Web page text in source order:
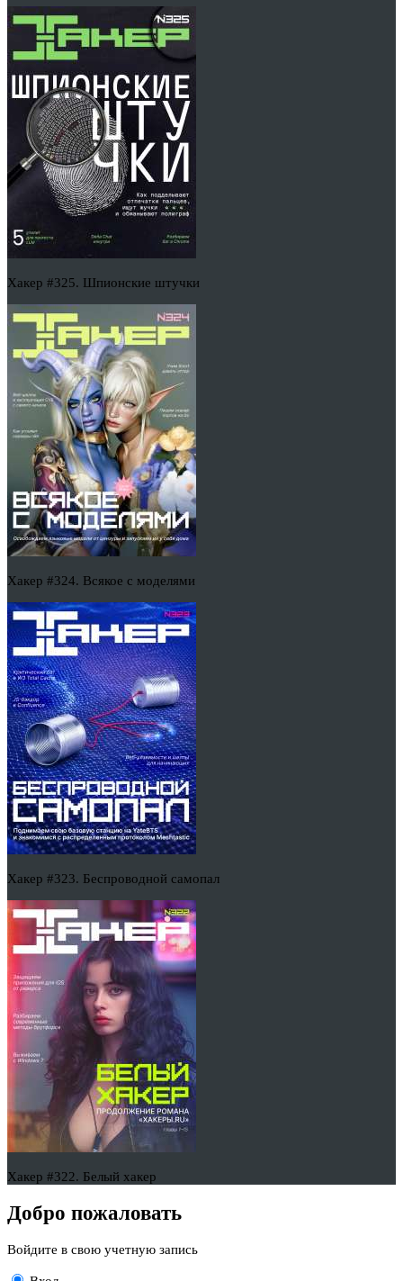
Хакер #325. Шпионские штучки
Хакер #324. Всякое с моделями
Хакер #323. Беспроводной самопал
Хакер #322. Белый хакер
Добро пожаловать
Войдите в свою учетную запись